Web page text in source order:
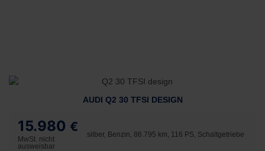
AUDI Q2 30 TFSI DESIGN
15.980 €
MwSt. nicht
ausweisbar
silber, Benzin, 86.795 km, 116 PS, Schaltgetriebe